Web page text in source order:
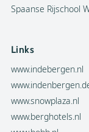
Spaanse Rijschool
Links
www.indebergen.nl
www.snowplaza.nl
www.berghotels.nl